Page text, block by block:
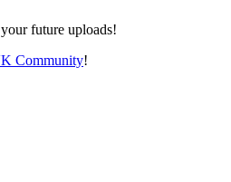
future uploads!
Community!